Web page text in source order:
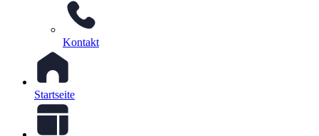
Kontakt
Startseite